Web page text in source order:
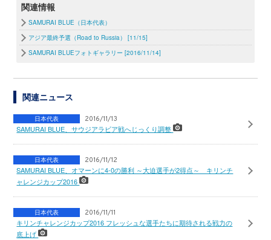
関連情報
SAMURAI BLUE（日本代表）
アジア最終予選（Road to Russia） [11/15]
SAMURAI BLUEフォトギャラリー [2016/11/14]
関連ニュース
日本代表 2016/11/13
SAMURAI BLUE、サウジアラビア戦へじっくり調整
日本代表 2016/11/12
SAMURAI BLUE、オマーンに4-0の勝利 ～大迫選手が2得点～ キリンチ
ャレンジカップ2016
日本代表 2016/11/11
キリンチャレンジカップ2016 フレッシュな選手たちに期待される戦力の
底上げ